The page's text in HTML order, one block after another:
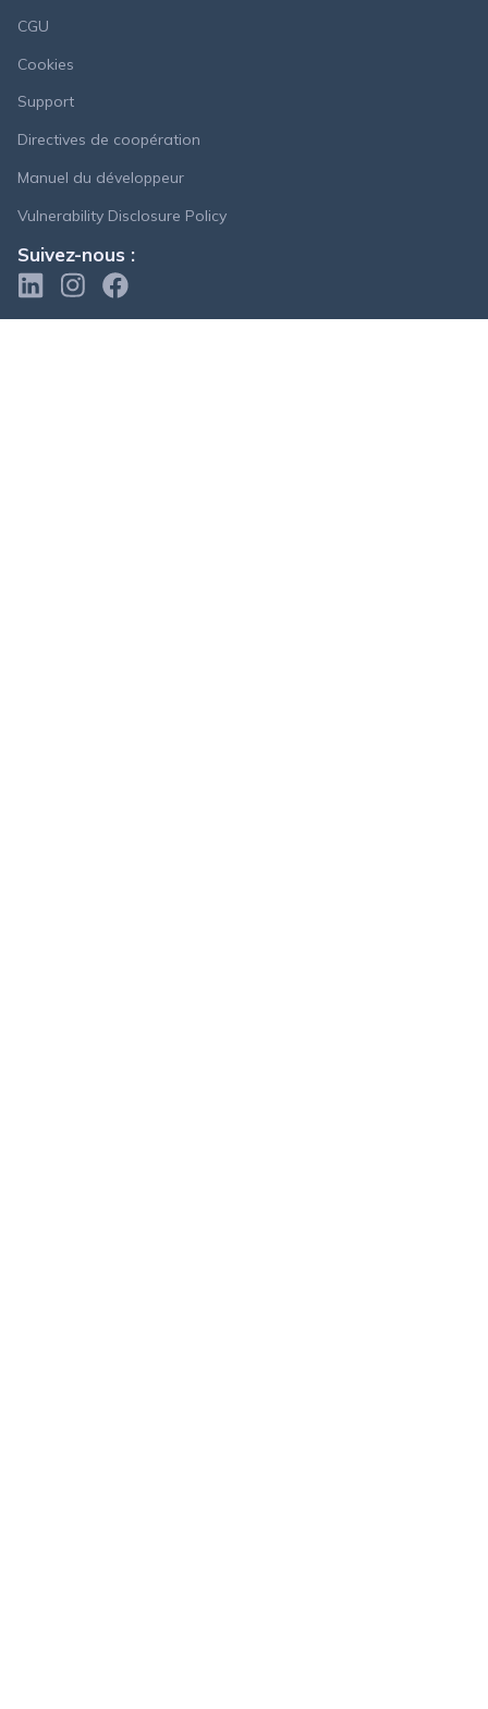
CGU
Cookies
Support
Directives de coopération
Manuel du développeur
Vulnerability Disclosure Policy
Suivez-nous :